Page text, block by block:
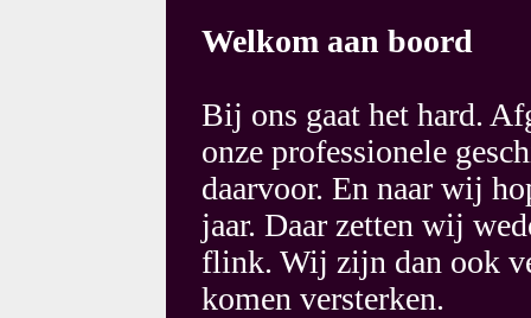
Welkom aan boord
Bij ons gaat het hard.
onze professionele
daarvoor. En naar wij
jaar. Daar zetten wij
flink. Wij zijn dan ook
komen versterken.